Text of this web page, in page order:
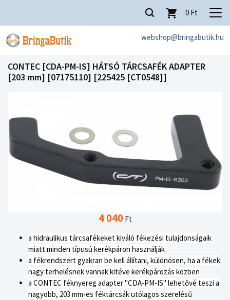
webshop@bringabutik.hu
0 Ft
CONTEC [CDA-PM-IS] HÁTSÓ TÁRCSAFÉK ADAPTER
[203 mm] [07175110] [225425 [CT0548]]
4 040 Ft
a hidraulikus tárcsafékeket kiváló fékezési tulajdonságaik
miatt minden típusú kerékpáron használják
a fékrendszert gyakran be kell állítani, különösen, ha a fékek
nagy terhelésnek vannak kitéve kerékpározás közben
a CONTEC féknyereg adapter "CDA-PM-IS" lehetővé teszi a
nagyobb, 203 mm-es féktárcsák utólagos szerelésű